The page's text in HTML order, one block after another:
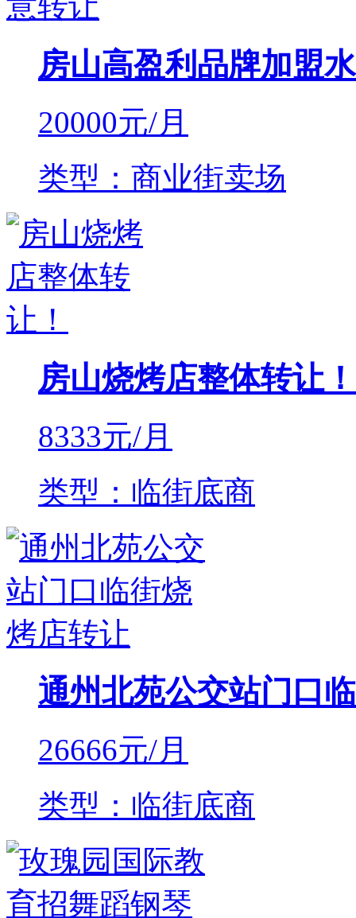
房山高盈利品牌加盟
20000元/月
类型：商业街卖场
房山烧烤店整体转让！
8333元/月
类型：临街底商
通州北苑公交站门口
26666元/月
类型：临街底商